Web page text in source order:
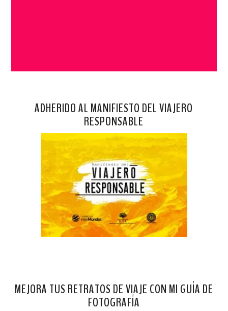
ADHERIDO AL MANIFIESTO DEL VIAJERO
RESPONSABLE
MEJORA TUS RETRATOS DE VIAJE CON MI GUÍA DE
FOTOGRAFÍA